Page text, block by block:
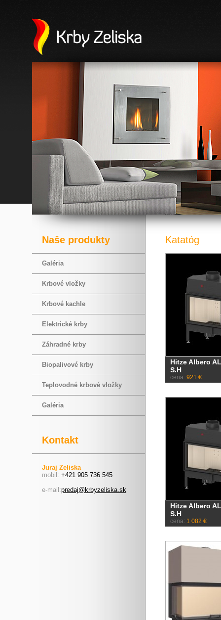
Naše produkty
Galéria
Krbové vložky
Krbové kachle
Elektrické krby
Záhradné krby
Biopalivové krby
Teplovodné krbové vložky
Galéria
Kontakt
Juraj Zeliska
mobil: +421 905 736 545
e-mail:predaj@krbyzeliska.sk
Katatóg
Hitze Albero
S.H
cena: 921 €
Hitze Albero
S.H
cena: 1 082 €